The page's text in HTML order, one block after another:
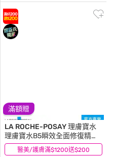
滿額贈
醫美/護膚滿$1200送$200
LA ROCHE-POSAY 理膚寶水
理膚寶水B5瞬效全面修復精華
_30ml
(19)